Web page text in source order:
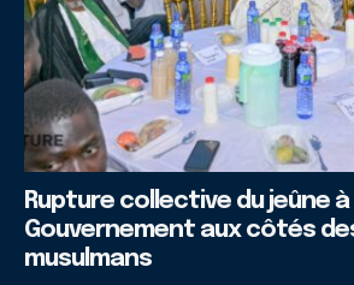
Rupture collective du jeûne à
Gouvernement aux côtés
musulmans